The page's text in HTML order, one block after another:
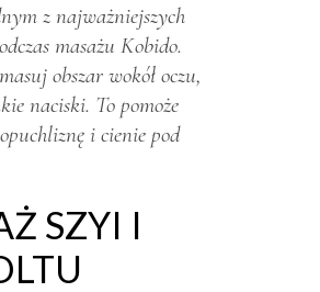
z najważniejszych
masażu Kobido.
obszar wokół oczu,
naciski. To pomoże
i cienie pod
SZYI I